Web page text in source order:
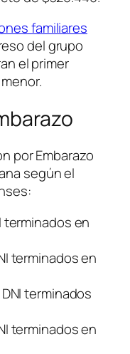
familiares
del grupo
el primer
por Embarazo
según el
terminados en
terminados en
terminados
terminados en